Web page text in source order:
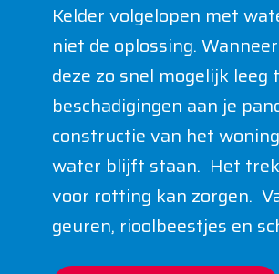
Kelder volgelopen met
niet de oplossing.
deze zo snel mogelijk
beschadigingen aan je
constructie van het
water blijft staan. Het
voor rotting kan zorgen.
geuren, rioolbeestjes en